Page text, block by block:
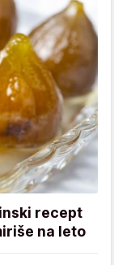
recept
na leto